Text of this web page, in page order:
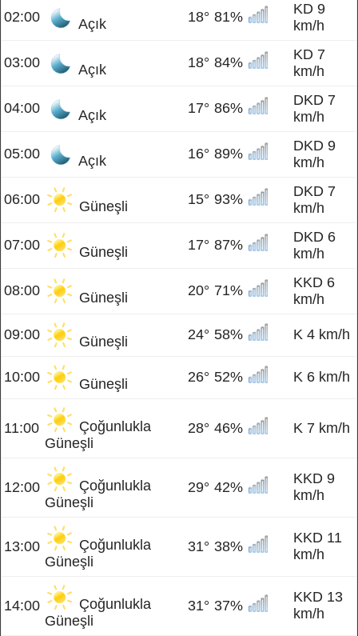
02:00 Açık 18° 81%
KD 9
km/h
03:00 Açık 18° 84%
KD 7
km/h
04:00 Açık 17° 86%
DKD 7
km/h
05:00 Açık 16° 89%
DKD 9
km/h
06:00 Güneşli 15° 93%
DKD 7
km/h
07:00 Güneşli 17° 87%
DKD 6
km/h
08:00 Güneşli 20° 71%
KKD 6
km/h
09:00 Güneşli 24° 58% K 4 km/h
10:00 Güneşli 26° 52% K 6 km/h
11:00
Çoğunlukla
Güneşli
28° 46% K 7 km/h
12:00
Çoğunlukla
Güneşli
29° 42%
KKD 9
km/h
13:00
Çoğunlukla
Güneşli
31° 38%
KKD 11
km/h
14:00
Çoğunlukla
Güneşli
31° 37%
KKD 13
km/h